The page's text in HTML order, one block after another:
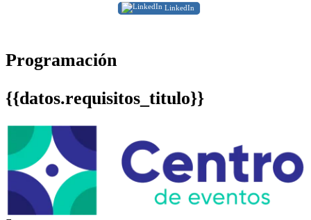
LinkedIn
Programación
{{datos.requisitos_titulo}}